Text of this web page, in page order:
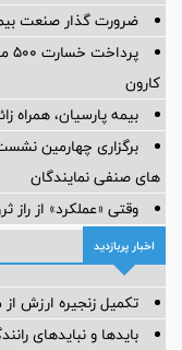
ضرورت گذار صنعت
کارون
بیمه پارسیان،
برگزاری چهارمین
های صنفی نمایندگان
وقتی «عملکرد» از راز
اخبار پربازدید
تکمیل زنجیره ارزش
بایدها و نبایدهای رانندگی